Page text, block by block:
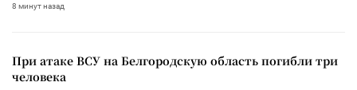
8 минут назад
При атаке ВСУ на Белгородскую область погибли три
человека